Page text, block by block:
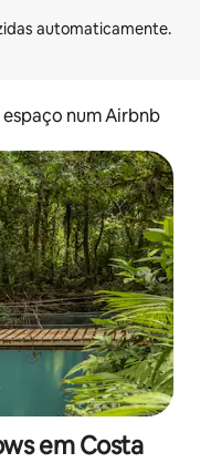
num Airbnb
em Costa